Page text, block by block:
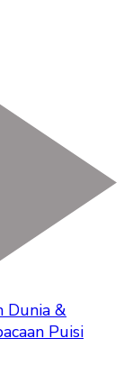
Dunia &
Puisi